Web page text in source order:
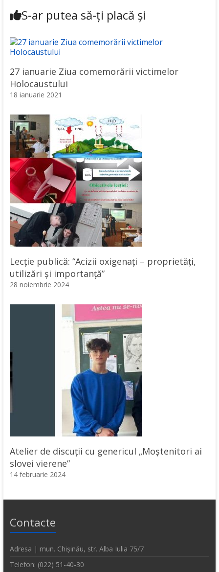
S-ar putea să-ți placă și
27 ianuarie Ziua comemorării victimelor
Holocaustului
18 ianuarie 2021
Lecție publică: “Acizii oxigenați – proprietăți,
utilizări și importanță”
28 noiembrie 2024
Atelier de discuții cu genericul „Moștenitori ai
slovei vierene”
14 februarie 2024
Contacte
Adresa | mun. Chișinău, str. Alba Iulia 75/7
Telefon: (022) 51-40-30